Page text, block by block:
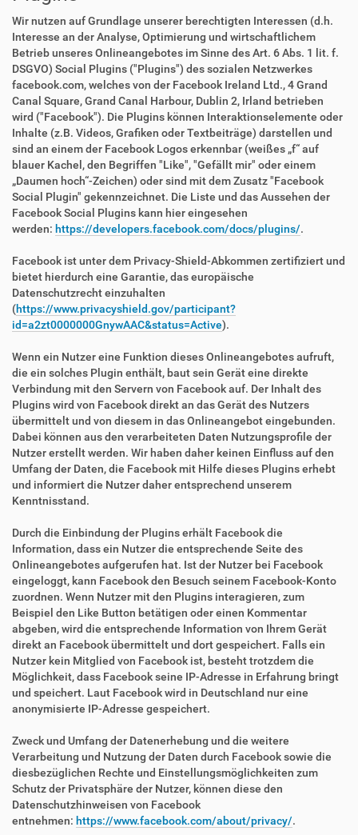
Wir nutzen auf Grundlage unserer berechtigten Interessen (d.h.
Interesse an der Analyse, Optimierung und wirtschaftlichem
Betrieb unseres Onlineangebotes im Sinne des Art. 6 Abs. 1 lit. f.
DSGVO) Social Plugins ("Plugins") des sozialen Netzwerkes
facebook.com, welches von der Facebook Ireland Ltd., 4 Grand
Canal Square, Grand Canal Harbour, Dublin 2, Irland betrieben
wird ("Facebook"). Die Plugins können Interaktionselemente oder
Inhalte (z.B. Videos, Grafiken oder Textbeiträge) darstellen und
sind an einem der Facebook Logos erkennbar (weißes „f“ auf
blauer Kachel, den Begriffen "Like", "Gefällt mir" oder einem
„Daumen hoch“-Zeichen) oder sind mit dem Zusatz "Facebook
Social Plugin" gekennzeichnet. Die Liste und das Aussehen der
Facebook Social Plugins kann hier eingesehen
werden: https://developers.facebook.com/docs/plugins/.
Facebook ist unter dem Privacy-Shield-Abkommen zertifiziert und
bietet hierdurch eine Garantie, das europäische
Datenschutzrecht einzuhalten
(https://www.privacyshield.gov/participant?
id=a2zt0000000GnywAAC&status=Active).
Wenn ein Nutzer eine Funktion dieses Onlineangebotes aufruft,
die ein solches Plugin enthält, baut sein Gerät eine direkte
Verbindung mit den Servern von Facebook auf. Der Inhalt des
Plugins wird von Facebook direkt an das Gerät des Nutzers
übermittelt und von diesem in das Onlineangebot eingebunden.
Dabei können aus den verarbeiteten Daten Nutzungsprofile der
Nutzer erstellt werden. Wir haben daher keinen Einfluss auf den
Umfang der Daten, die Facebook mit Hilfe dieses Plugins erhebt
und informiert die Nutzer daher entsprechend unserem
Kenntnisstand.
Durch die Einbindung der Plugins erhält Facebook die
Information, dass ein Nutzer die entsprechende Seite des
Onlineangebotes aufgerufen hat. Ist der Nutzer bei Facebook
eingeloggt, kann Facebook den Besuch seinem Facebook-Konto
zuordnen. Wenn Nutzer mit den Plugins interagieren, zum
Beispiel den Like Button betätigen oder einen Kommentar
abgeben, wird die entsprechende Information von Ihrem Gerät
direkt an Facebook übermittelt und dort gespeichert. Falls ein
Nutzer kein Mitglied von Facebook ist, besteht trotzdem die
Möglichkeit, dass Facebook seine IP-Adresse in Erfahrung bringt
und speichert. Laut Facebook wird in Deutschland nur eine
anonymisierte IP-Adresse gespeichert.
Zweck und Umfang der Datenerhebung und die weitere
Verarbeitung und Nutzung der Daten durch Facebook sowie die
diesbezüglichen Rechte und Einstellungsmöglichkeiten zum
Schutz der Privatsphäre der Nutzer, können diese den
Datenschutzhinweisen von Facebook
entnehmen: https://www.facebook.com/about/privacy/.